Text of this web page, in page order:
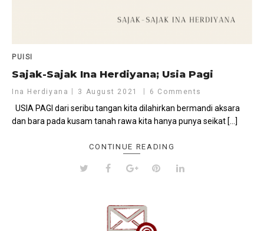
PUISI
Sajak-Sajak Ina Herdiyana; Usia Pagi
Ina Herdiyana 3 August 2021 6 Comments
USIA PAGI dari seribu tangan kita dilahirkan bermandi aksara
dan bara pada kusam tanah rawa kita hanya punya seikat […]
CONTINUE READING